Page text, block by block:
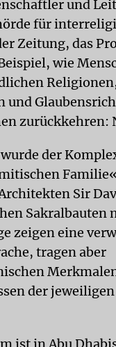
und
für
Zeitung, das
wie
und
zurückkehren:
der
Sir
Sakralbauten
zeigen eine
tragen aber
der